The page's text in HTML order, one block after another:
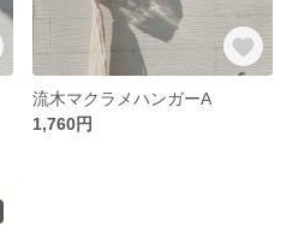
流木マクラメハンガーA
1,760円